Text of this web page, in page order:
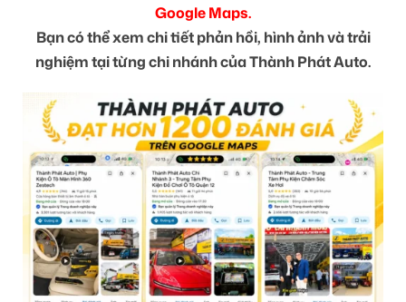
Google Maps.
Bạn có thể xem chi tiết phản hồi, hình ảnh và trải
nghiệm tại từng chi nhánh của Thành Phát Auto.